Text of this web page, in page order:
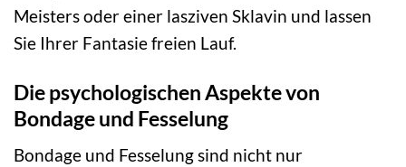
Meisters oder einer lasziven Sklavin und lassen
Sie Ihrer Fantasie freien Lauf.
Die psychologischen Aspekte von
Bondage und Fesselung
Bondage und Fesselung sind nicht nur